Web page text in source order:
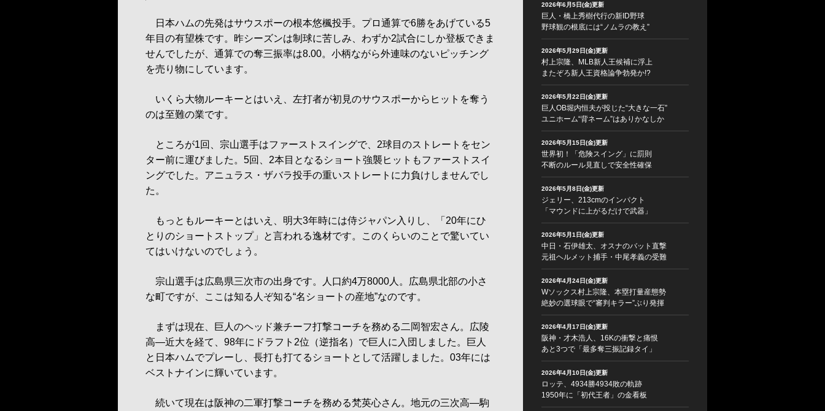
日本ハムの先発はサウスポーの根本悠楓投手。プロ通算で6勝をあげている5
年目の有望株です。昨シーズンは制球に苦しみ、わずか2試合にしか登板できま
せんでしたが、通算での奪三振率は8.00。小柄ながら外連味のないピッチング
を売り物にしています。
いくら大物ルーキーとはいえ、左打者が初見のサウスポーからヒットを奪う
のは至難の業です。
ところが1回、宗山選手はファーストスイングで、2球目のストレートをセン
ター前に運びました。5回、2本目となるショート強襲ヒットもファーストスイ
ングでした。アニュラス・ザバラ投手の重いストレートに力負けしませんでし
た。
もっともルーキーとはいえ、明大3年時には侍ジャパン入りし、「20年にひ
とりのショートストップ」と言われる逸材です。このくらいのことで驚いてい
てはいけないのでしょう。
宗山選手は広島県三次市の出身です。人口約4万8000人。広島県北部の小さ
な町ですが、ここは知る人ぞ知る“名ショートの産地”なのです。
まずは現在、巨人のヘッド兼チーフ打撃コーチを務める二岡智宏さん。広陵
高―近大を経て、98年にドラフト2位（逆指名）で巨人に入団しました。巨人
と日本ハムでプレーし、長打も打てるショートとして活躍しました。03年には
ベストナインに輝いています。
続いて現在は阪神の二軍打撃コーチを務める梵英心さん。地元の三次高―駒
2026年6月5日(金)更新
巨人・橋上秀樹代行の新ID野球
野球観の根底には“ノムラの教え”
2026年5月29日(金)更新
村上宗隆、MLB新人王候補に浮上
またぞろ新人王資格論争勃発か!?
2026年5月22日(金)更新
巨人OB堀内恒夫が投じた“大きな一石”
ユニホーム“背ネーム”はありかなしか
2026年5月15日(金)更新
世界初！「危険スイング」に罰則
不断のルール見直しで安全性確保
2026年5月8日(金)更新
ジェリー、213cmのインパクト
「マウンドに上がるだけで武器」
2026年5月1日(金)更新
中日・石伊雄太、オスナのバット直撃
元祖ヘルメット捕手・中尾孝義の受難
2026年4月24日(金)更新
Wソックス村上宗隆、本塁打量産態勢
絶妙の選球眼で“審判キラー”ぶり発揮
2026年4月17日(金)更新
阪神・才木浩人、16Kの衝撃と痛恨
あと3つで「最多奪三振記録タイ」
2026年4月10日(金)更新
ロッテ、4934勝4934敗の軌跡
1950年に「初代王者」の金看板